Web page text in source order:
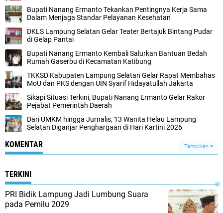
Bupati Nanang Ermanto Tekankan Pentingnya Kerja Sama
Dalam Menjaga Standar Pelayanan Kesehatan
DKLS Lampung Selatan Gelar Teater Bertajuk Bintang Pudar
di Gelap Pantai
Bupati Nanang Ermanto Kembali Salurkan Bantuan Bedah
Rumah Gaserbu di Kecamatan Katibung
TKKSD Kabupaten Lampung Selatan Gelar Rapat Membahas
MoU dan PKS dengan UIN Syarif Hidayatullah Jakarta
Sikapi Situasi Terkini, Bupati Nanang Ermanto Gelar Rakor
Pejabat Pemerintah Daerah
Dari UMKM hingga Jurnalis, 13 Wanita Helau Lampung
Selatan Diganjar Penghargaan di Hari Kartini 2026
KOMENTAR Tampilkan
TERKINI
PRI Bidik Lampung Jadi Lumbung Suara
pada Pemilu 2029